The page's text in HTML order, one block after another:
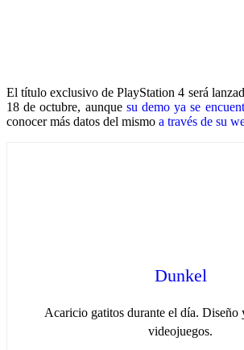
El título exclusivo de PlayStation 4 será
18 de octubre, aunque su demo ya se
conocer más datos del mismo a través de su
Dunkel
Acaricio gatitos durante el día. Diseño
videojuegos.